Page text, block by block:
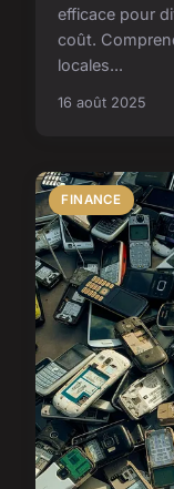
efficace pour
coût.
locales...
16 août 2025
FINANCE